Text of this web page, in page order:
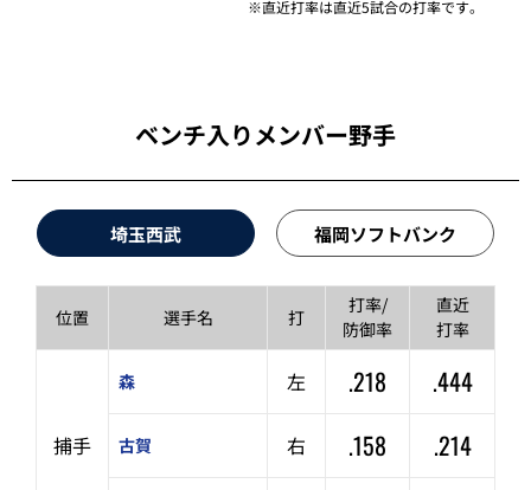
※直近打率は直近5試合の打率です。
ベンチ入りメンバー野手
埼玉西武 福岡ソフトバンク
位置 選手名 打
打率/
防御率
直近
打率
捕手
森 左 .218 .444
古賀 右 .158 .214